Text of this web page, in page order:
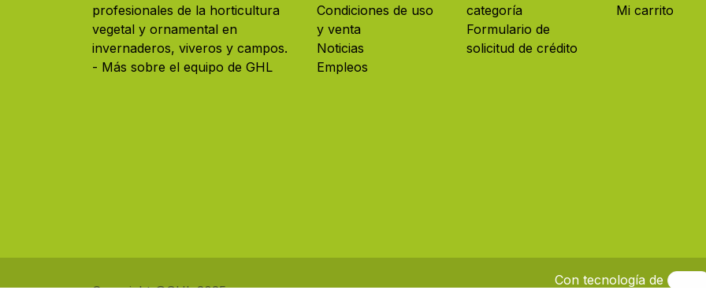
profesionales de la horticultura
vegetal y ornamental en
invernaderos, viveros y campos. ​
- Más sobre el equipo de GHL
Condiciones de uso
y venta
Noticias
Empleos
categoría
Formulario de
solicitud de crédito
Mi carrito
Copyright ©GHL 2025
Con tecnología de